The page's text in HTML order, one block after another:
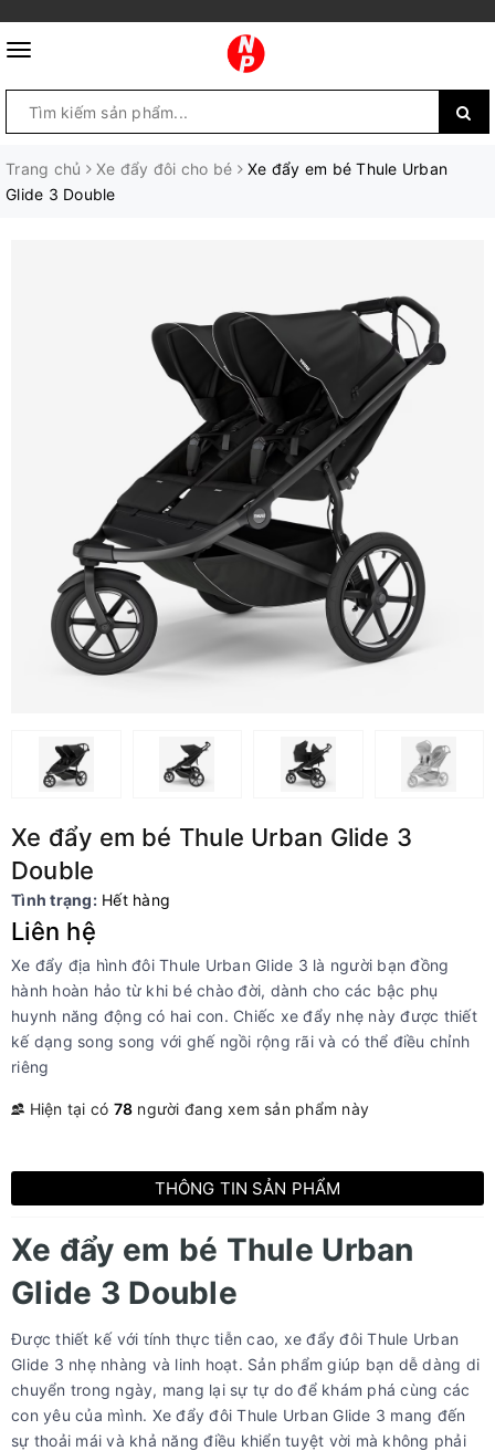
Trang chủ Xe đẩy đôi cho bé
Xe đẩy em bé Thule Urban
Glide 3 Double
Xe đẩy em bé Thule Urban Glide 3
Double
Tình trạng: Hết hàng
Liên hệ
Xe đẩy địa hình đôi Thule Urban Glide 3 là người bạn đồng
hành hoàn hảo từ khi bé chào đời, dành cho các bậc phụ
huynh năng động có hai con. Chiếc xe đẩy nhẹ này được thiết
kế dạng song song với ghế ngồi rộng rãi và có thể điều chỉnh
riêng
Hiện tại có 78 người đang xem sản phẩm này
THÔNG TIN SẢN PHẨM
Xe đẩy em bé Thule Urban
Glide 3 Double
Được thiết kế với tính thực tiễn cao, xe đẩy đôi Thule Urban
Glide 3 nhẹ nhàng và linh hoạt. Sản phẩm giúp bạn dễ dàng di
chuyển trong ngày, mang lại sự tự do để khám phá cùng các
con yêu của mình. Xe đẩy đôi Thule Urban Glide 3 mang đến
sự thoải mái và khả năng điều khiển tuyệt vời mà không phải